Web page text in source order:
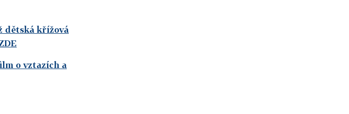
dětská křížová
o vztazích a